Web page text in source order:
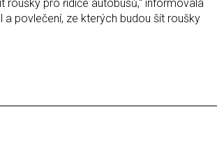
pro řidiče autobusů,“ informovala
povlečení, ze kterých budou šít roušky